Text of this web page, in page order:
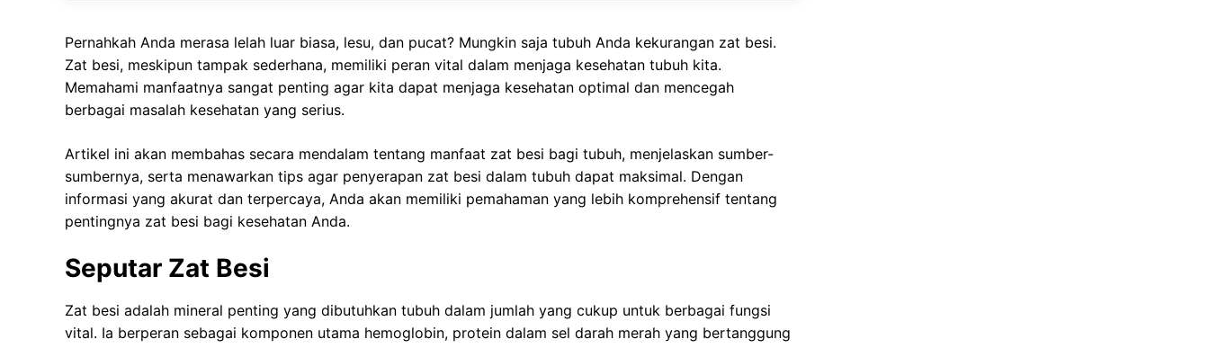
Pernahkah Anda merasa lelah luar biasa, lesu, dan pucat? Mungkin saja tubuh Anda kekurangan zat besi.
Zat besi, meskipun tampak sederhana, memiliki peran vital dalam menjaga kesehatan tubuh kita.
Memahami manfaatnya sangat penting agar kita dapat menjaga kesehatan optimal dan mencegah
berbagai masalah kesehatan yang serius.
Artikel ini akan membahas secara mendalam tentang manfaat zat besi bagi tubuh, menjelaskan sumber-
sumbernya, serta menawarkan tips agar penyerapan zat besi dalam tubuh dapat maksimal. Dengan
informasi yang akurat dan terpercaya, Anda akan memiliki pemahaman yang lebih komprehensif tentang
pentingnya zat besi bagi kesehatan Anda.
Seputar Zat Besi
Zat besi adalah mineral penting yang dibutuhkan tubuh dalam jumlah yang cukup untuk berbagai fungsi
vital. Ia berperan sebagai komponen utama hemoglobin, protein dalam sel darah merah yang bertanggung